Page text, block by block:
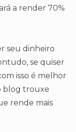
a render 70%
seu dinheiro
se quiser
isso é melhor
blog trouxe
rende mais